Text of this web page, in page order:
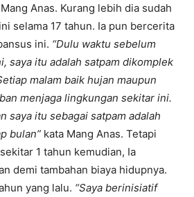
Anas. Kurang lebih dia sudah
selama 17 tahun. Ia pun bercerita
ini. “Dulu waktu sebelum
saya itu adalah satpam dikomplek
malam baik hujan maupun
menjaga lingkungan sekitar ini.
saya itu sebagai satpam adalah
bulan” kata Mang Anas. Tetapi
1 tahun kemudian, Ia
demi tambahan biaya hidupnya.
yang lalu. “Saya berinisiatif